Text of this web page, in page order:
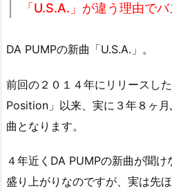
「U.S.A.」が違う理由で
DA PUMPの新曲「U.S.A.」。
前回の２０１４年にリリースし
Position」以来、実に３年８ヶ
曲となります。
４年近くDA PUMPの新曲が聞
盛り上がりなのですが、実は先